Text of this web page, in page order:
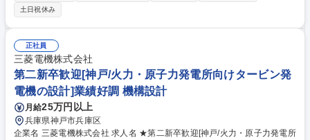
向け電気・計装制御（計算機システム、サイバーセキュリティ/DX設計）■
SE業務：エネルギー運用事業者（電力、熱供給）向けAI・デジタル化技術
を活用したシステム開発およびソリューション技術提案など■上流設計エ
ンジニア：電力ICTビジネス分野のソフトウェア■電力向け監視制御システ
ムの品質管理、保守に関するとりまとめ業務■システムエンジニア：原子
力発電所向け中央監視制御システム 募集職種 【神戸/オープンポジショ
ン】ITエンジニア(PM/要件定義/開発など)★上流SE
土日祝休み
正社員
三菱電機株式会社
第二新卒歓迎[神戸/火力・原子力発電所向けタービン発
電機の設計]業績好調 機構設計
月給25万円以上
兵庫県神戸市兵庫区
企業名 三菱電機株式会社 求人名 ★第二新卒歓迎[神戸/火力・原子力発電所